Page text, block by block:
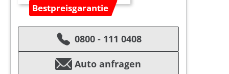
Bestpreisgarantie
0800 - 111 0408
Auto anfragen